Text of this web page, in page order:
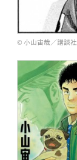
© 小山宙哉／講談社